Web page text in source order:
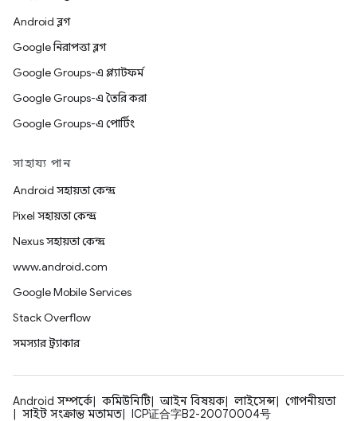
Android ব্লগ
Google নিরাপত্তা ব্লগ
Google Groups-এ প্ল্যাটফর্ম
Google Groups-এ তৈরি করা
Google Groups-এ পোর্টিং
সাহায্য পান
Android সহায়তা কেন্দ্র
Pixel সহায়তা কেন্দ্র
Nexus সহায়তা কেন্দ্র
www.android.com
Google Mobile Services
Stack Overflow
সমস্যার ট্র্যাকার
Android সম্পর্কে কমিউনিটি আইন বিষয়ক লাইসেন্স
গোপনীয়তা
সাইট সংক্রান্ত মতামত
ICP证合字B2-20070004号